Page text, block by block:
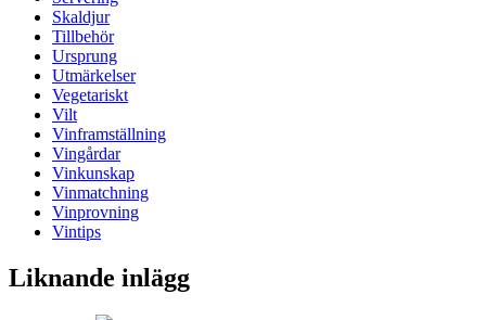
Skaldjur
Tillbehör
Ursprung
Utmärkelser
Vegetariskt
Vilt
Vinframställning
Vingårdar
Vinkunskap
Vinmatchning
Vinprovning
Vintips
Liknande inlägg